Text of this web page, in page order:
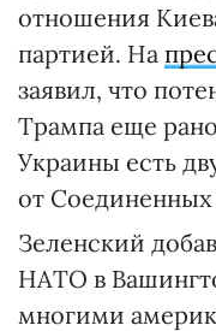
отношения
партией. На
заявил, что
Трампа еще
Украины есть
от
Зеленский
НАТО в
многими